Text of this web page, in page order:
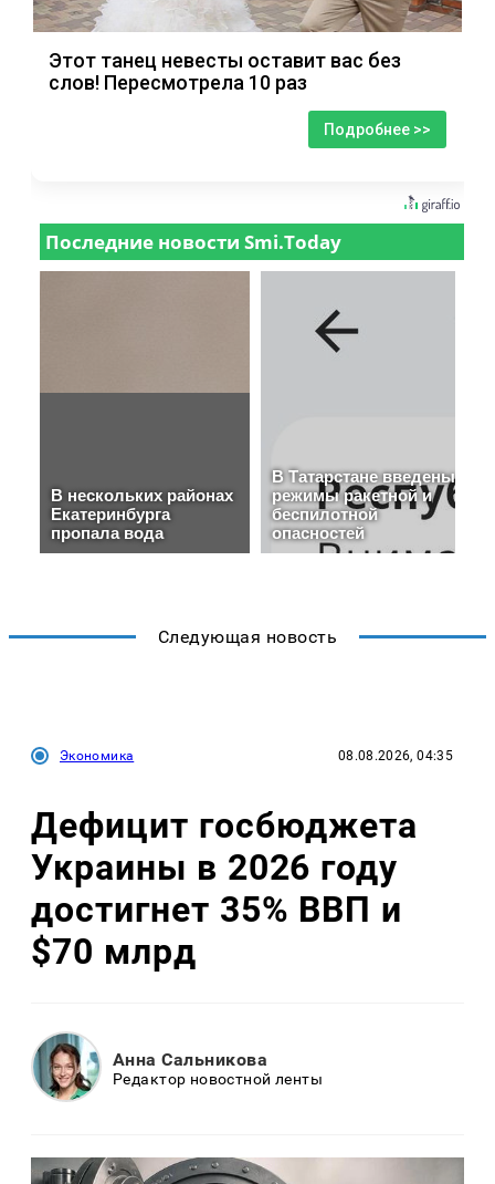
Этот танец невесты оставит вас без
слов! Пересмотрела 10 раз
Подробнее >>
Следующая новость
Экономика 08.08.2026, 04:35
Дефицит госбюджета
Украины в 2026 году
достигнет 35% ВВП и
$70 млрд
Анна Сальникова
Редактор новостной ленты